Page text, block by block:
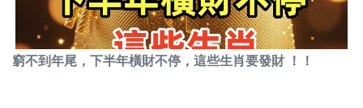
窮不到年尾，下半年橫財不停，這些生肖要發財 ！！